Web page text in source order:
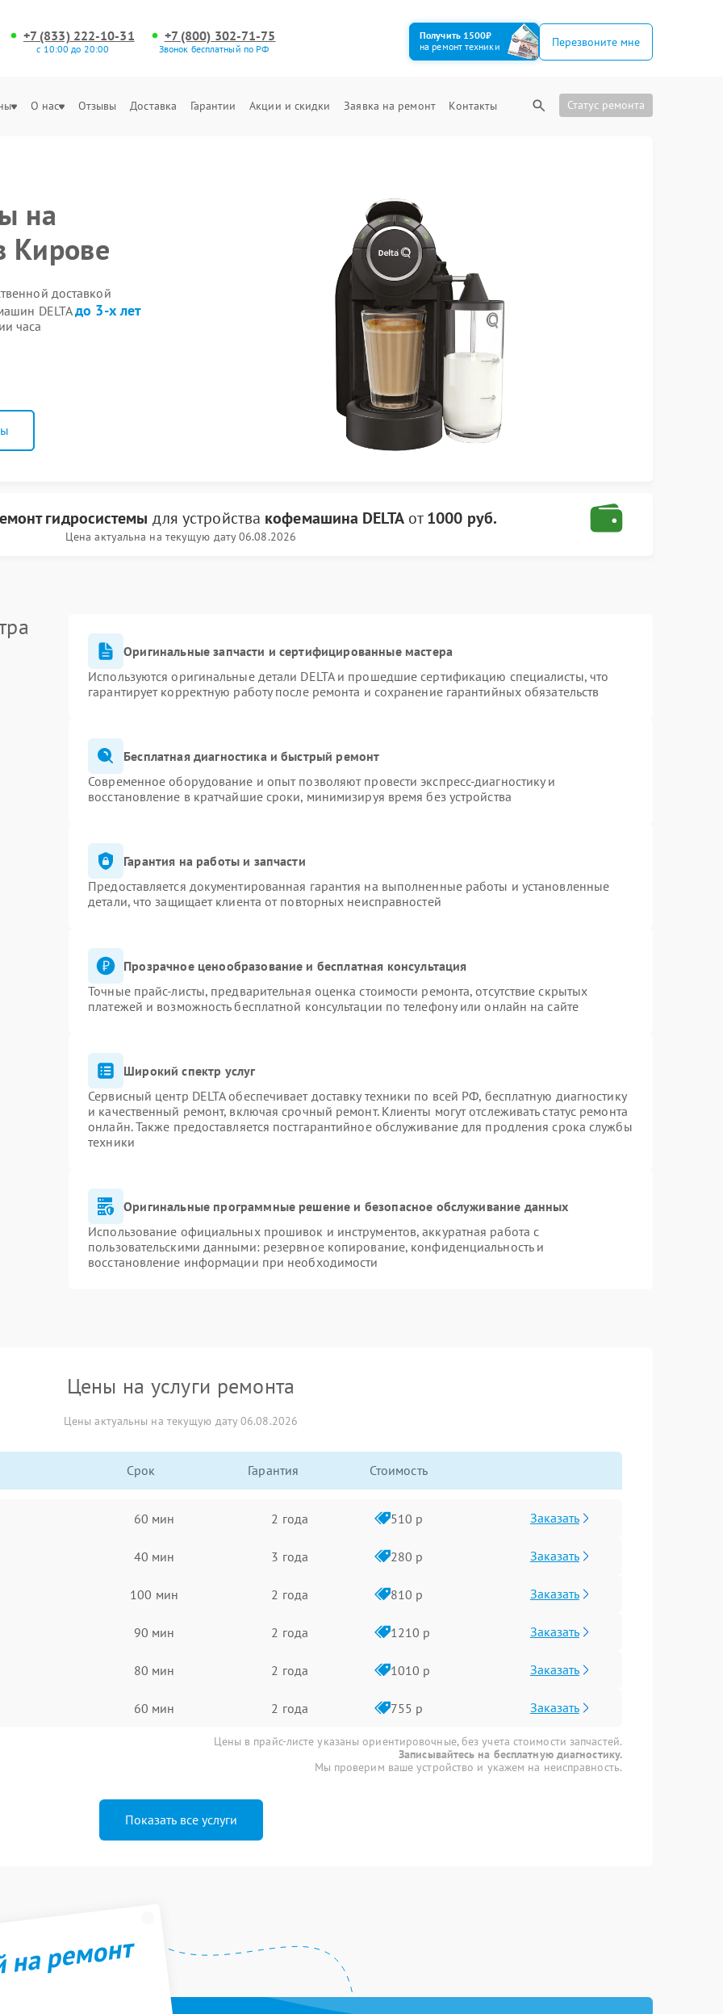
+7 (833) 222-10-31
с 10:00 до 20:00
+7 (800) 302-71-75
Звонок бесплатный по РФ
Получить 1500₽
на ремонт техники
Перезвоните мне
О нас Отзывы Доставка Гарантии Акции и скидки Заявка на ремонт Контакты Статус ремонта
на
Кирове
доставкой
DELTAдо 3-х лет
часа
гидросистемы для устройства кофемашина DELTAот1000 руб.
Цена актуальна на текущую дату 06.08.2026
Оригинальные запчасти и сертифицированные мастера
Используются оригинальные детали DELTA и прошедшие сертификацию специалисты, что
гарантирует корректную работу после ремонта и сохранение гарантийных обязательств
Бесплатная диагностика и быстрый ремонт
Современное оборудование и опыт позволяют провести экспресс-диагностику и
восстановление в кратчайшие сроки, минимизируя время без устройства
Гарантия на работы и запчасти
Предоставляется документированная гарантия на выполненные работы и установленные
детали, что защищает клиента от повторных неисправностей
Прозрачное ценообразование и бесплатная консультация
Точные прайс-листы, предварительная оценка стоимости ремонта, отсутствие скрытых
платежей и возможность бесплатной консультации по телефону или онлайн на сайте
Широкий спектр услуг
Сервисный центр DELTA обеспечивает доставку техники по всей РФ, бесплатную диагностику
и качественный ремонт, включая срочный ремонт. Клиенты могут отслеживать статус ремонта
онлайн. Также предоставляется постгарантийное обслуживание для продления срока службы
техники
Оригинальные программные решение и безопасное обслуживание данных
Использование официальных прошивок и инструментов, аккуратная работа с
пользовательскими данными: резервное копирование, конфиденциальность и
восстановление информации при необходимости
Цены на услуги ремонта
Цены актуальны на текущую дату 06.08.2026
Срок Гарантия Стоимость
60 мин 2 года 510 р Заказать
40 мин 3 года 280 р Заказать
100 мин 2 года 810 р Заказать
90 мин 2 года 1210 р Заказать
80 мин 2 года 1010 р Заказать
60 мин 2 года 755 р Заказать
Цены в прайс-листе указаны ориентировочные, без учета стоимости запчастей.
Записывайтесь на бесплатную диагностику.
Мы проверим ваше устройство и укажем на неисправность.
Показать все услуги
ремонт